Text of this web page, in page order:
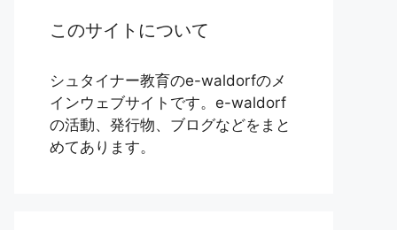
このサイトについて
シュタイナー教育のe-waldorfのメ
インウェブサイトです。e-waldorf
の活動、発行物、ブログなどをまと
めてあります。